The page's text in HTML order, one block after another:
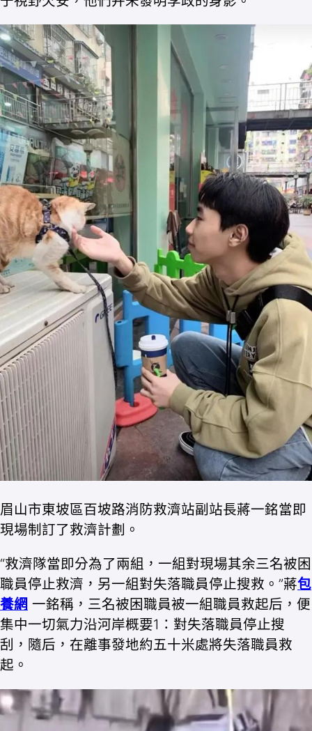
眉山市東坡區百坡路消防救濟站副站長蔣一銘當即
現場制訂了救濟計劃。
“救濟隊當即分為了兩組，一組對現場其余三名被困
職員停止救濟，另一組對失落職員停止搜救。”蔣包
養網 一銘稱，三名被困職員被一組職員救起后，便
集中一切氣力沿河岸概要1：對失落職員停止搜
刮，隨后，在離事發地約五十米處將失落職員救
起。